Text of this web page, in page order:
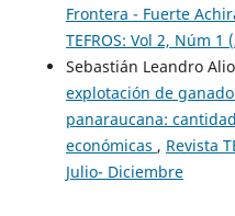
Frontera - Fuerte
TEFROS: Vol 2, Núm 1
Sebastián Leandro
explotación de
panaraucana:
económicas , Revista
Julio- Diciembre